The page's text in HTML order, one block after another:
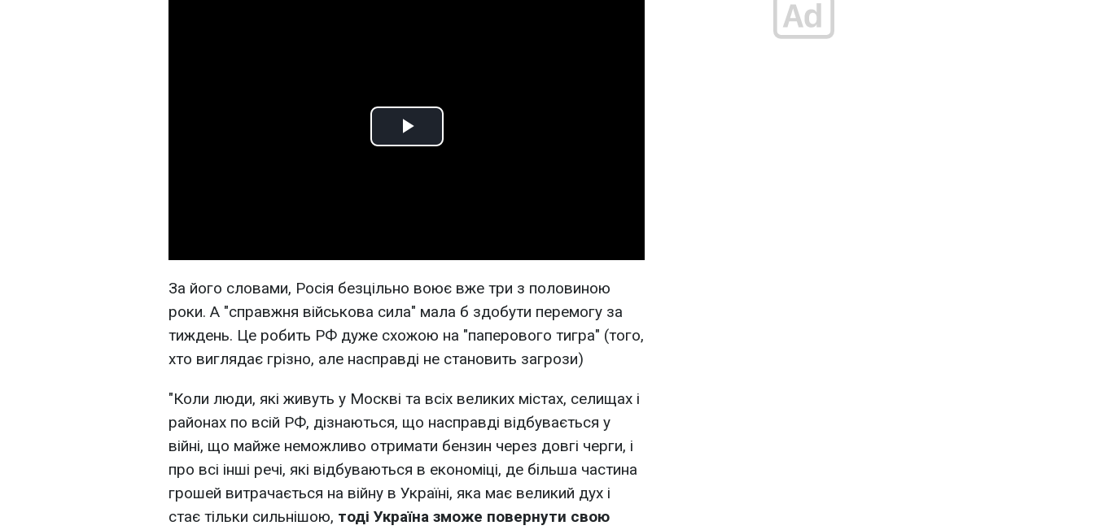
Play
За його словами, Росія безцільно воює вже три з половиною
роки. А "справжня військова сила" мала б здобути перемогу за
тиждень. Це робить РФ дуже схожою на "паперового тигра" (того,
хто виглядає грізно, але насправді не становить загрози)
"Коли люди, які живуть у Москві та всіх великих містах, селищах і
районах по всій РФ, дізнаються, що насправді відбувається у
війні, що майже неможливо отримати бензин через довгі черги, і
про всі інші речі, які відбуваються в економіці, де більша частина
грошей витрачається на війну в Україні, яка має великий дух і
стає тільки сильнішою, тоді Україна зможе повернути свою